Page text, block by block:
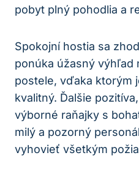
pobyt plný pohodlia a
Spokojní hostia sa
ponúka úžasný výhľad
postele, vďaka ktorým
kvalitný. Ďalšie
výborné raňajky s
milý a pozorný
vyhovieť všetkým